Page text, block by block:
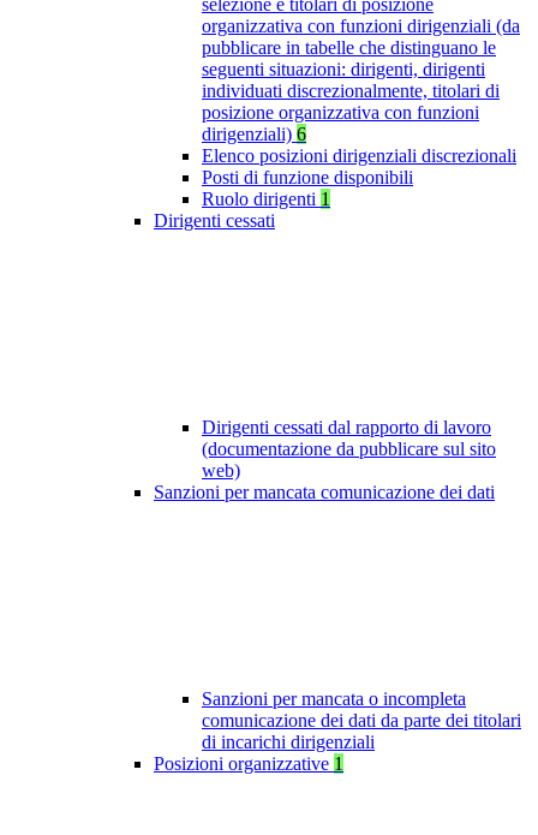
selezione e titolari di posizione
organizzativa con funzioni dirigenziali (da
pubblicare in tabelle che distinguano le
seguenti situazioni: dirigenti, dirigenti
individuati discrezionalmente, titolari di
posizione organizzativa con funzioni
dirigenziali) 6
Elenco posizioni dirigenziali discrezionali
Posti di funzione disponibili
Ruolo dirigenti 1
Dirigenti cessati
Dirigenti cessati dal rapporto di lavoro
(documentazione da pubblicare sul sito
web)
Sanzioni per mancata comunicazione dei dati
Sanzioni per mancata o incompleta
comunicazione dei dati da parte dei titolari
di incarichi dirigenziali
Posizioni organizzative 1